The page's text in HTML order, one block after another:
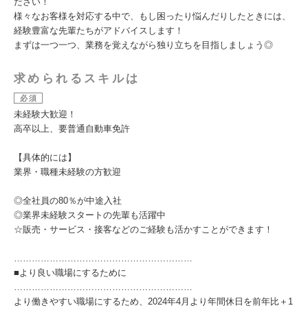
様々なお客様を対応する中で、もし困ったり悩んだりしたときには、
経験豊富な先輩たちがアドバイスします！
まずは一つ一つ、業務を覚えながら独り立ちを目指しましょう◎
求められるスキルは
必須
未経験大歓迎！
高卒以上、要普通自動車免許
【具体的には】
業界・職種未経験の方歓迎
◎全社員の80％が中途入社
◎業界未経験スタートの先輩も活躍中
☆販売・サービス・接客などのご経験も活かすことができます！
……………………………………………………
■より良い職場にするために
……………………………………………………
より働きやすい職場にするため、2024年4月より年間休日を前年比＋1